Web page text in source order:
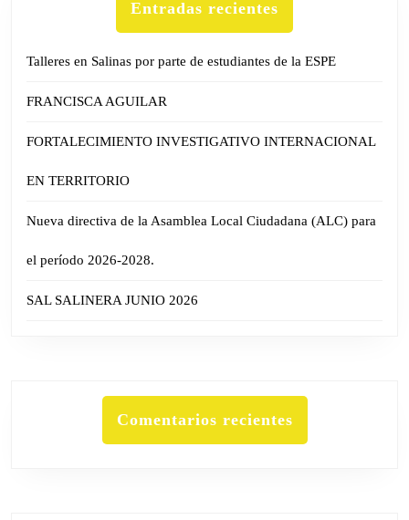
Entradas recientes
Talleres en Salinas por parte de estudiantes de la ESPE
FRANCISCA AGUILAR
FORTALECIMIENTO INVESTIGATIVO INTERNACIONAL
EN TERRITORIO
Nueva directiva de la Asamblea Local Ciudadana (ALC) para
el período 2026-2028.
SAL SALINERA JUNIO 2026
Comentarios recientes